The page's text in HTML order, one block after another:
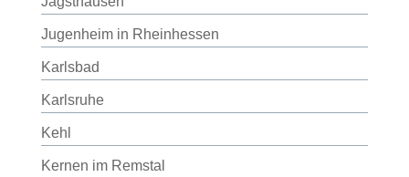
Jugenheim in Rheinhessen
Karlsbad
Karlsruhe
Kehl
Kernen im Remstal